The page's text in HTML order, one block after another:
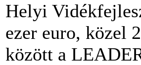
Helyi
ezer euro, közel
között a